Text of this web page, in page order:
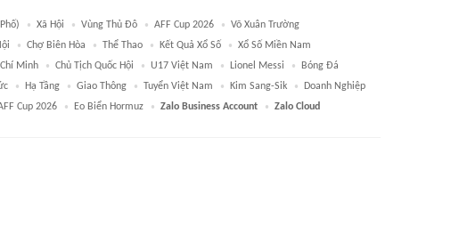
Xã Hội Vùng Thủ Đô AFF Cup 2026
Võ Xuân Trường
Chợ Biên Hòa Thể Thao Kết Quả Xổ Số
Xổ Số Miền Nam
Minh Chủ Tịch Quốc Hội U17 Việt Nam Lionel Messi
Bóng Đá
Hạ Tầng Giao Thông Tuyển Việt Nam Kim Sang-Sik
Doanh Nghiệp
Cup 2026 Eo Biển Hormuz Zalo Business Account Zalo Cloud